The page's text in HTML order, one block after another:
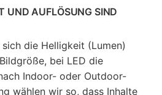
UND AUFLÖSUNG SIND
die Helligkeit (Lumen)
bei LED die
Indoor- oder Outdoor-
wählen wir so, dass Inhalte